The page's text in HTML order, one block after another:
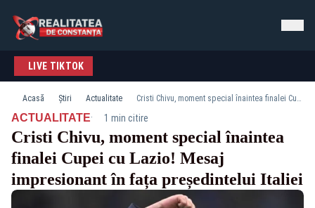
LIVE TIKTOK
Acasă Știri Actualitate Cristi Chivu, moment special înaintea finalei Cupei cu Lazio! Mesaj impresionant în fața președintelui Italiei
ACTUALITATE· 1 min citire
Cristi Chivu, moment special înaintea
finalei Cupei cu Lazio! Mesaj
impresionant în fața președintelui Italiei